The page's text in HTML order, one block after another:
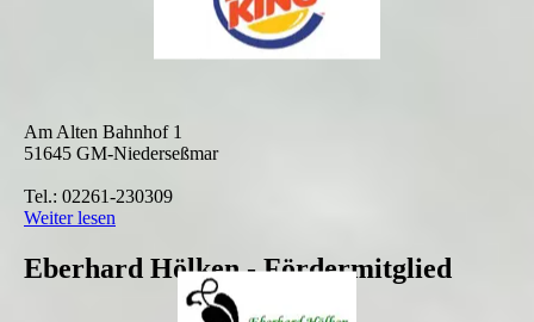
Am Alten Bahnhof 1
51645 GM-Niederseßmar
Tel.: 02261-230309
Weiter lesen
Eberhard Hölken - Fördermitglied